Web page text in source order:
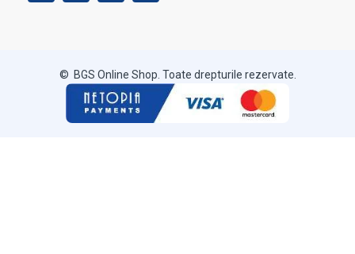
© BGS Online Shop. Toate drepturile rezervate.